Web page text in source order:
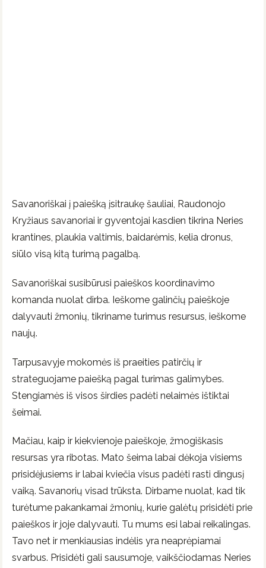
Savanoriškai į paiešką įsitraukę šauliai, Raudonojo
Kryžiaus savanoriai ir gyventojai kasdien tikrina Neries
krantines, plaukia valtimis, baidarėmis, kelia dronus,
siūlo visą kitą turimą pagalbą.
Savanoriškai susibūrusi paieškos koordinavimo
komanda nuolat dirba. Ieškome galinčių paieškoje
dalyvauti žmonių, tikriname turimus resursus, ieškome
naujų.
Tarpusavyje mokomės iš praeities patirčių ir
strateguojame paiešką pagal turimas galimybes.
Stengiamės iš visos širdies padėti nelaimės ištiktai
šeimai.
Mačiau, kaip ir kiekvienoje paieškoje, žmogiškasis
resursas yra ribotas. Mato šeima labai dėkoja visiems
prisidėjusiems ir labai kviečia visus padėti rasti dingusį
vaiką. Savanorių visad trūksta. Dirbame nuolat, kad tik
turėtume pakankamai žmonių, kurie galėtų prisidėti prie
paieškos ir joje dalyvauti. Tu mums esi labai reikalingas.
Tavo net ir menkiausias indėlis yra neaprėpiamai
svarbus. Prisidėti gali sausumoje, vaikščiodamas Neries